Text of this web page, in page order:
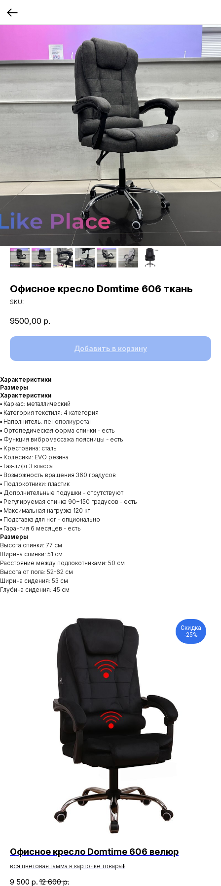
Офисное кресло Domtime 606 ткань
SKU:
9500,00 р.
Добавить в корзину
Характеристики
Размеры
Характеристики
▪️ Каркас: металлический
▪️ Категория текстиля: 4 категория
▪️ Наполнитель: пенополиуретан
▪️ Ортопедическая форма спинки - есть
▪️ Функция вибромассажа поясницы - есть
▪️ Крестовина: сталь
▪️ Колесики: EVO резина
▪️ Газ-лифт 3 класса
▪️ Возможность вращения 360 градусов
▪️ Подлокотники: пластик
▪️ Дополнительные подушки - отсутствуют
▪️ Регулируемая спинка 90−150 градусов - есть
▪️ Максимальная нагрузка 120 кг
▪️ Подставка для ног - опционально
▪️ Гарантия 6 месяцев - есть
Размеры
Высота спинки: 77 см
Ширина спинки: 51 см
Расстояние между подлокотниками: 50 см
Высота от пола: 52-62 см
Ширина сидения: 53 см
Глубина сидения: 45 см
Скидка
-25%
Офисное кресло Domtime 606 велюр
вся цветовая гамма в карточке товара⬇️
9 500 р. 12 600 р.